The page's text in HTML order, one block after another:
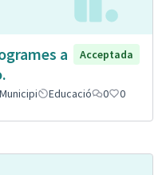
a
Acceptada
Municipi Educació 0 0